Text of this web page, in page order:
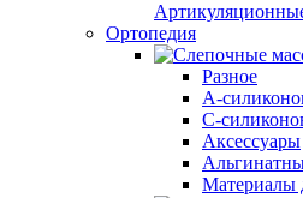
Ортопедия
Разное
А-
С-
Аксессуары
Материалы